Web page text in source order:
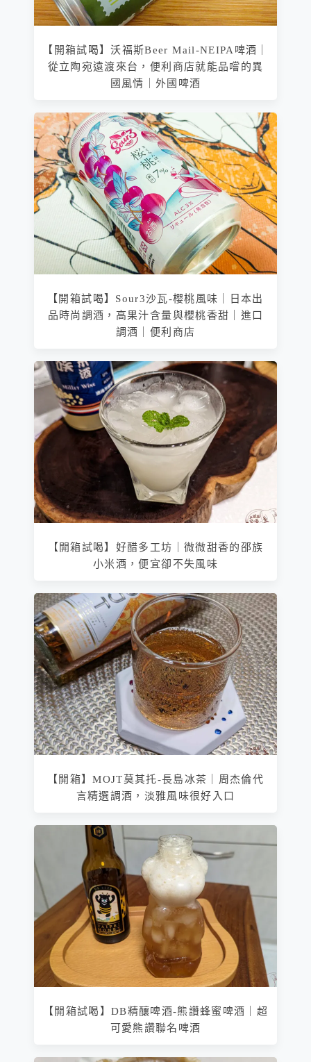
【開箱試喝】沃福斯Beer Mail-NEIPA啤酒｜
從立陶宛遠渡來台，便利商店就能品嚐的異
國風情｜外國啤酒
【開箱試喝】Sour3沙瓦-櫻桃風味｜日本出
品時尚調酒，高果汁含量與櫻桃香甜｜進口
調酒｜便利商店
【開箱試喝】好醋多工坊｜微微甜香的邵族
小米酒，便宜卻不失風味
【開箱】MOJT莫其托-長島冰茶｜周杰倫代
言精選調酒，淡雅風味很好入口
【開箱試喝】DB精釀啤酒-熊讚蜂蜜啤酒｜超
可愛熊讚聯名啤酒